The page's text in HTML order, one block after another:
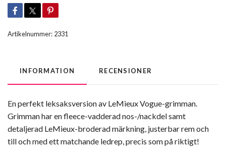
Artikelnummer: 2331
INFORMATION RECENSIONER
En perfekt leksaksversion av LeMieux Vogue-grimman.
Grimman har en fleece-vadderad nos-/nackdel samt
detaljerad LeMieux-broderad märkning, justerbar rem och
till och med ett matchande ledrep, precis som på riktigt!